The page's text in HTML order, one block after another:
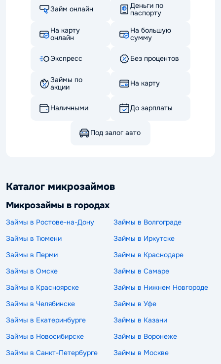
Займ онлайн
Деньги по
паспорту
На карту
онлайн
На большую
сумму
Экспресс Без процентов
Займы по
акции
На карту
Наличными До зарплаты
Под залог авто
Каталог микрозаймов
Микрозаймы в городах
Займы в Ростове-на-Дону
Займы в Волгограде
Займы в Тюмени
Займы в Иркутске
Займы в Перми
Займы в Краснодаре
Займы в Омске
Займы в Самаре
Займы в Красноярске
Займы в Нижнем Новгороде
Займы в Челябинске
Займы в Уфе
Займы в Екатеринбурге
Займы в Казани
Займы в Новосибирске
Займы в Воронеже
Займы в Санкт-Петербурге
Займы в Москве